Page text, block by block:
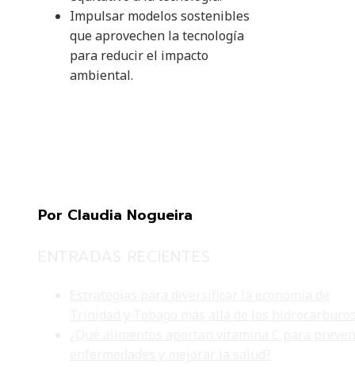
Impulsar modelos sostenibles
que aprovechen la tecnología
para reducir el impacto
ambiental.
Por Claudia Nogueira